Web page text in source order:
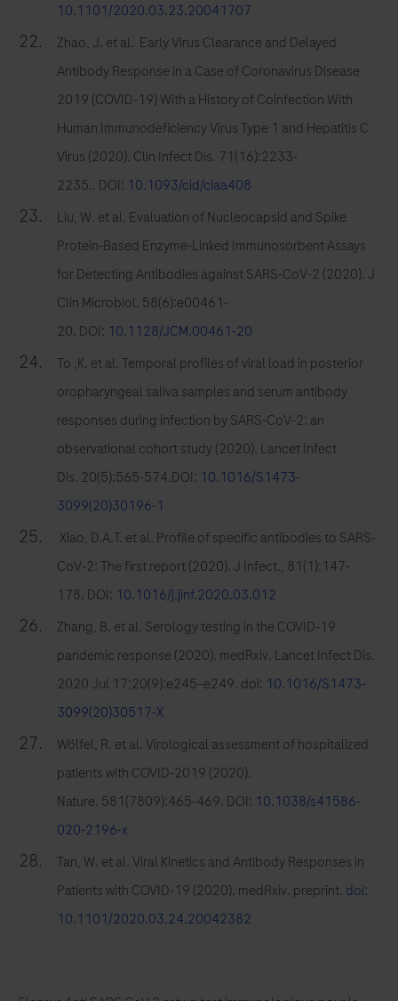
10.1101/2020.03.23.20041707
Zhao, J. et al. Early Virus Clearance and Delayed
Antibody Response in a Case of Coronavirus Disease
2019 (COVID-19) With a History of Coinfection With
Human Immunodeficiency Virus Type 1 and Hepatitis C
Virus (2020). Clin Infect Dis. 71(16):2233-
2235.. DOI: 10.1093/cid/ciaa408
Liu, W. et al. Evaluation of Nucleocapsid and Spike
Protein-Based Enzyme-Linked Immunosorbent Assays
for Detecting Antibodies against SARS-CoV-2 (2020). J
Clin Microbiol. 58(6):e00461-
20. DOI: 10.1128/JCM.00461-20
To ,K. et al. Temporal profiles of viral load in posterior
oropharyngeal saliva samples and serum antibody
responses during infection by SARS-CoV-2: an
observational cohort study (2020). Lancet Infect
Dis. 20(5):565-574.DOI: 10.1016/S1473-
3099(20)30196-1
Xiao, D.A.T. et al. Profile of specific antibodies to SARS-
CoV-2: The first report (2020). J Infect., 81(1):147-
178. DOI: 10.1016/j.jinf.2020.03.012
Zhang, B. et al. Serology testing in the COVID-19
pandemic response (2020). medRxiv. Lancet Infect Dis.
2020 Jul 17;20(9):e245–e249. doi: 10.1016/S1473-
3099(20)30517-X
Wölfel, R. et al. Virological assessment of hospitalized
patients with COVID-2019 (2020).
Nature. 581(7809):465-469. DOI: 10.1038/s41586-
020-2196-x
Tan, W. et al. Viral Kinetics and Antibody Responses in
Patients with COVID-19 (2020). medRxiv. preprint. doi:
10.1101/2020.03.24.20042382